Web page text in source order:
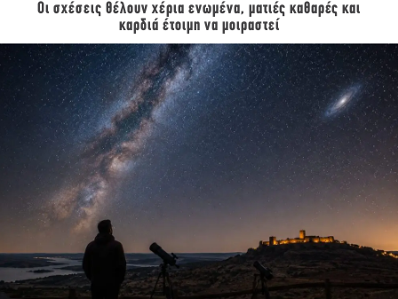
Οι σχέσεις θέλουν χέρια ενωμένα, ματιές καθαρές και
καρδιά έτοιμη να μοιραστεί